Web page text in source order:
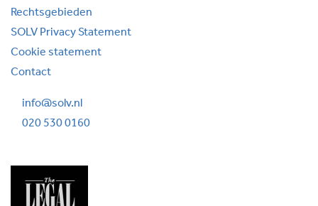
Rechtsgebieden
SOLV Privacy Statement
Cookie statement
Contact
info@solv.nl
020 530 0160